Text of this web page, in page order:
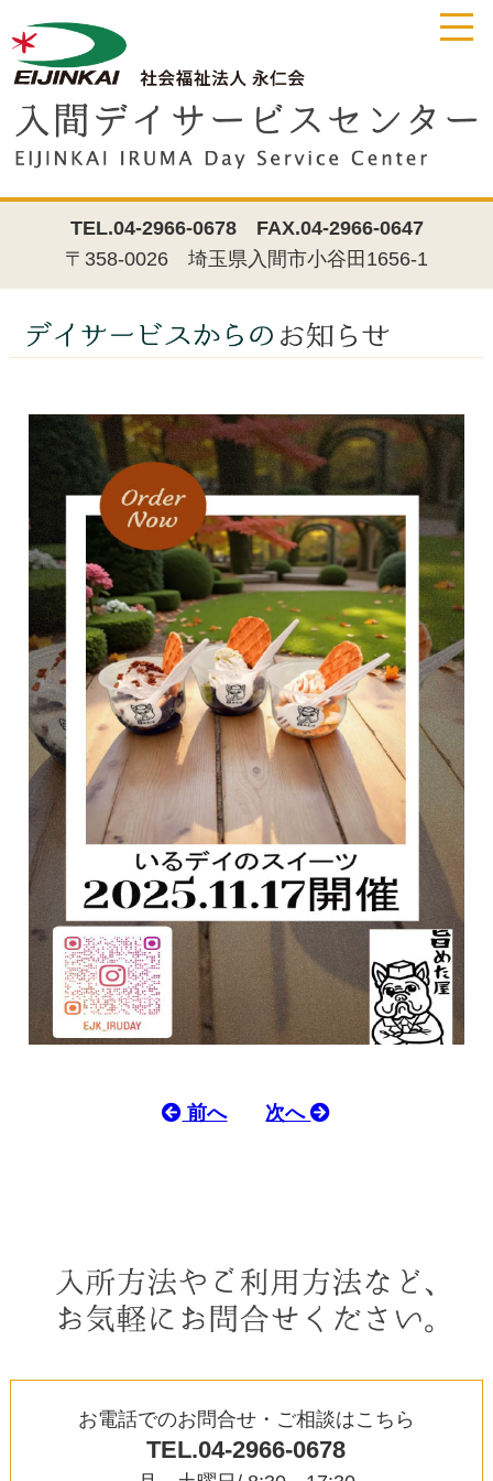
TEL.04-2966-0678FAX.04-2966-0647
〒358-0026 埼玉県入間市小谷田1656-1
前へ 次へ
お電話でのお問合せ・ご相談はこちら
TEL.04-2966-0678